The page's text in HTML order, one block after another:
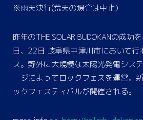
※雨天決行(荒天の場合は中止)
昨年のTHE SOLAR BUDOKANの成
日、22日 岐阜県中津川市において行
ス。野外に大規模な太陽光発電シス
ージによってロックフェスを運営。
ックフェスティバルが開催される。